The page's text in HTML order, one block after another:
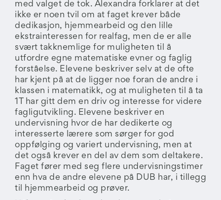
med valget de tok. Alexandra forklarer at det
ikke er noen tvil om at faget krever både
dedikasjon, hjemmearbeid og den lille
ekstrainteressen for realfag, men de er alle
svært takknemlige for muligheten til å
utfordre egne matematiske evner og faglig
forståelse. Elevene beskriver selv at de ofte
har kjent på at de ligger noe foran de andre i
klassen i matematikk, og at muligheten til å ta
1T har gitt dem en driv og interesse for videre
fagligutvikling. Elevene beskriver en
undervisning hvor de har dedikerte og
interesserte lærere som sørger for god
oppfølging og variert undervisning, men at
det også krever en del av dem som deltakere.
Faget fører med seg flere undervisningstimer
enn hva de andre elevene på DUB har, i tillegg
til hjemmearbeid og prøver.